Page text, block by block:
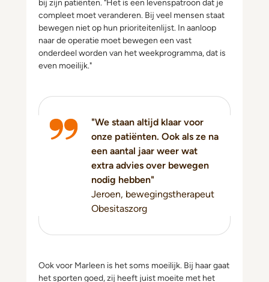
bij zijn patiënten. "Het is een levenspatroon dat je
compleet moet veranderen. Bij veel mensen staat
bewegen niet op hun prioriteitenlijst. In aanloop
naar de operatie moet bewegen een vast
onderdeel worden van het weekprogramma, dat is
even moeilijk."
"We staan altijd klaar voor
onze patiënten. Ook als ze na
een aantal jaar weer wat
extra advies over bewegen
nodig hebben"
Jeroen, bewegingstherapeut
Obesitaszorg
Ook voor Marleen is het soms moeilijk. Bij haar gaat
het sporten goed, zij heeft juist moeite met het